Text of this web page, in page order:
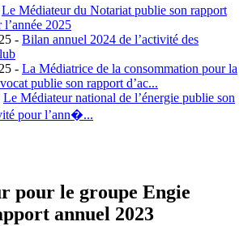
Le Médiateur du Notariat publie son rapport
2025
- Bilan annuel 2024 de l’activité des
- La Médiatrice de la consommation pour la
publie son rapport d’ac...
Le Médiateur national de l’énergie publie son
pour l’ann�...
pour le groupe Engie
annuel 2023